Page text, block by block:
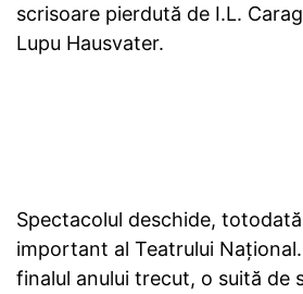
scrisoare pierdută de I.L.
Lupu Hausvater.
Spectacolul deschide,
important al Teatrului
finalul anului trecut, o suită de